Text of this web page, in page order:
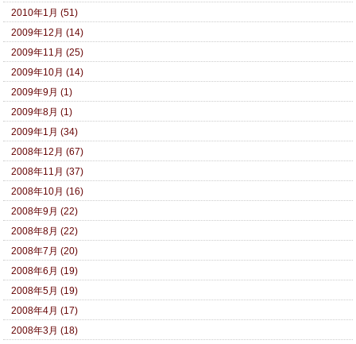
2010年1月 (51)
2009年12月 (14)
2009年11月 (25)
2009年10月 (14)
2009年9月 (1)
2009年8月 (1)
2009年1月 (34)
2008年12月 (67)
2008年11月 (37)
2008年10月 (16)
2008年9月 (22)
2008年8月 (22)
2008年7月 (20)
2008年6月 (19)
2008年5月 (19)
2008年4月 (17)
2008年3月 (18)